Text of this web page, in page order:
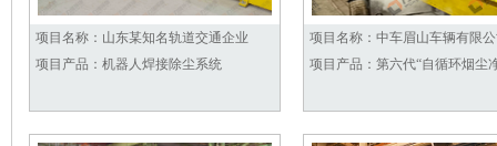
项目名称： 山东某知名轨道交通企业
项目产品： 机器人焊接除尘系统
项目名称： 中车眉山车辆有限
项目产品： 第六代“自循环烟尘